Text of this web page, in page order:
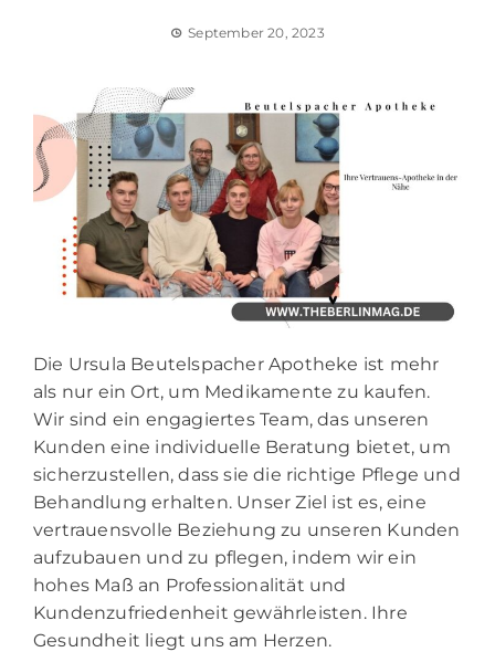
September 20, 2023
Die Ursula Beutelspacher Apotheke ist mehr
als nur ein Ort, um Medikamente zu kaufen.
Wir sind ein engagiertes Team, das unseren
Kunden eine individuelle Beratung bietet, um
sicherzustellen, dass sie die richtige Pflege und
Behandlung erhalten. Unser Ziel ist es, eine
vertrauensvolle Beziehung zu unseren Kunden
aufzubauen und zu pflegen, indem wir ein
hohes Maß an Professionalität und
Kundenzufriedenheit gewährleisten. Ihre
Gesundheit liegt uns am Herzen.